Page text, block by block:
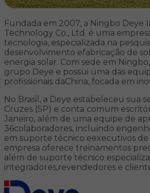
Fundada em 2007, a Ningbo Deye
Technology Co., Ltd. é uma
tecnologia, especializada na
desenvolvimento efabricação de
energia solar. Com sede em
grupo Deye e possui uma das
profissionais daChina, focada em
No Brasil, a Deye estabeleceu sua
Cruzes (SP) e conta comum
Janeiro, além de uma equipe de
36colaboradores, incluindo
em suporte técnico eexecutivos de
empresa oferece treinamentos
além de suporte técnico
integradores,revendedores e